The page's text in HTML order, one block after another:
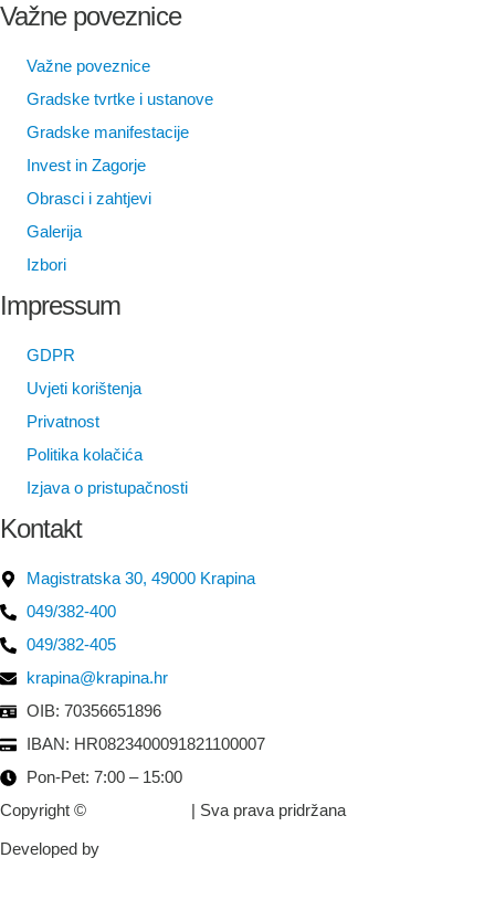
Važne poveznice
Važne poveznice
Gradske tvrtke i ustanove
Gradske manifestacije
Invest in Zagorje
Obrasci i zahtjevi
Galerija
Izbori
Impressum
GDPR
Uvjeti korištenja
Privatnost
Politika kolačića
Izjava o pristupačnosti
Kontakt
Magistratska 30, 49000 Krapina
049/382-400
049/382-405
krapina@krapina.hr
OIB: 70356651896
IBAN: HR0823400091821100007
Pon-Pet: 7:00 – 15:00
Copyright ©
| Sva prava pridržana
Developed by